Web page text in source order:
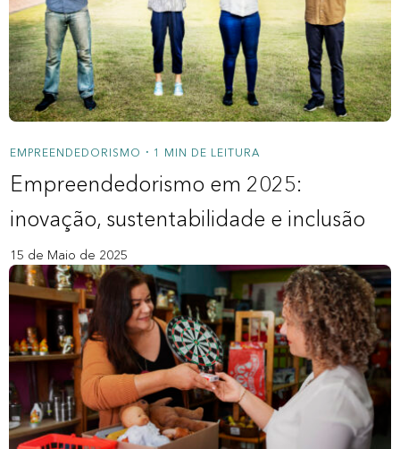
Novidades
Para você
Crédito Consignado Privado
Saque Aniversário FGTS
Para a sua empresa
Bank As A Service
Crédito Pessoa Jurídica
A Zipdin
Sobre a Zipdin
EMPREENDEDORISMO • 1 MIN DE LEITURA
Empreendedorismo em 2025:
inovação, sustentabilidade e inclusão
15 de Maio de 2025